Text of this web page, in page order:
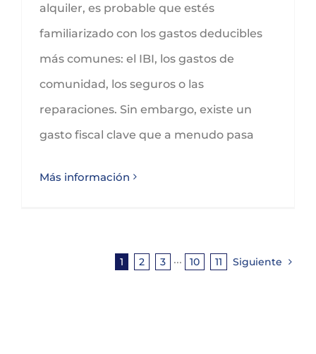
alquiler, es probable que estés
familiarizado con los gastos deducibles
más comunes: el IBI, los gastos de
comunidad, los seguros o las
reparaciones. Sin embargo, existe un
gasto fiscal clave que a menudo pasa
Más información
1 2 3 ··· 10 11 Siguiente